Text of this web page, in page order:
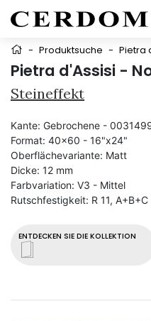
- Produktsuche - Pietra
Pietra d'Assisi -
Steineffekt
ENTDECKEN SIE DIE KOLLEKTION
Kante: Gebrochene -
Format: 40x60 - 16"x24"
Oberflächevariante: Matt
Dicke: 12 mm
Farbvariation: V3 - Mittel
Rutschfestigkeit: R 11, A+B+C